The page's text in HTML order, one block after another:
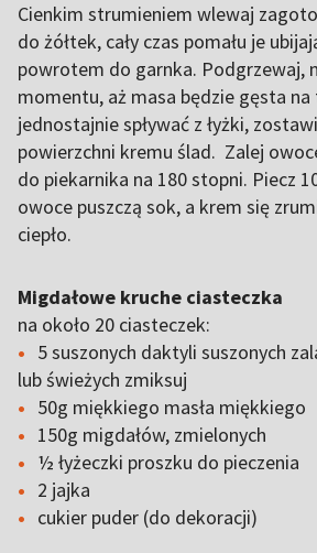
Cienkim strumieniem wlewaj
do żółtek, cały czas pomału je
powrotem do garnka. Podgrzewaj,
momentu, aż masa będzie gęsta na
jednostajnie spływać z łyżki,
powierzchni kremu ślad. Zalej
do piekarnika na 180 stopni. Piecz
owoce puszczą sok, a krem się
ciepło.
Migdałowe kruche ciasteczka
na około 20 ciasteczek:
5 suszonych daktyli suszonych
lub świeżych zmiksuj
50g miękkiego masła miękkiego
150g migdałów, zmielonych
½ łyżeczki proszku do pieczenia
2 jajka
cukier puder (do dekoracji)